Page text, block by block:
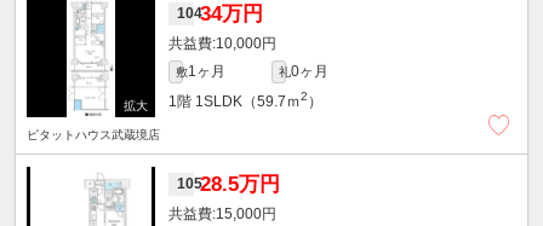
10434万円
10,000円
敷1ヶ月 礼0ヶ月
1階 1SLDK（59.7ｍ2 ）
ピタットハウス武蔵境店
10528.5万円
15,000円